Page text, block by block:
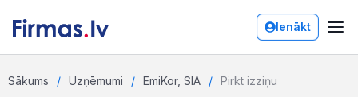
Ienākt
Sākums Uzņēmumi EmiKor, SIA Pirkt izziņu